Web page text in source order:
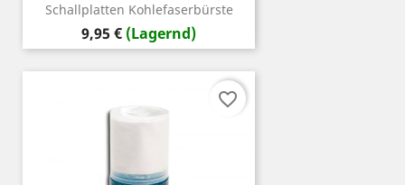
Schallplatten Kohlefaserbürste
Preis
9,95 € (Lagernd)
favorite_border